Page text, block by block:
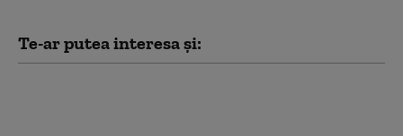
Te-ar putea interesa și: